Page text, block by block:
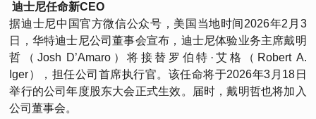
迪士尼任命新CEO
据迪士尼中国官方微信公众号，美国当地时间2026年2月3
日，华特迪士尼公司董事会宣布，迪士尼体验业务主席戴明
哲（Josh D’Amaro）将接替罗伯特·艾格（Robert A.
Iger），担任公司首席执行官。该任命将于2026年3月18日
举行的公司年度股东大会正式生效。届时，戴明哲也将加入
公司董事会。